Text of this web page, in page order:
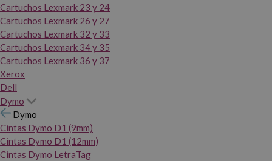
Cartuchos Lexmark 23 y 24
Cartuchos Lexmark 26 y 27
Cartuchos Lexmark 32 y 33
Cartuchos Lexmark 34 y 35
Cartuchos Lexmark 36 y 37
Xerox
Dell
Dymo
Dymo
Cintas Dymo D1 (9mm)
Cintas Dymo D1 (12mm)
Cintas Dymo LetraTag